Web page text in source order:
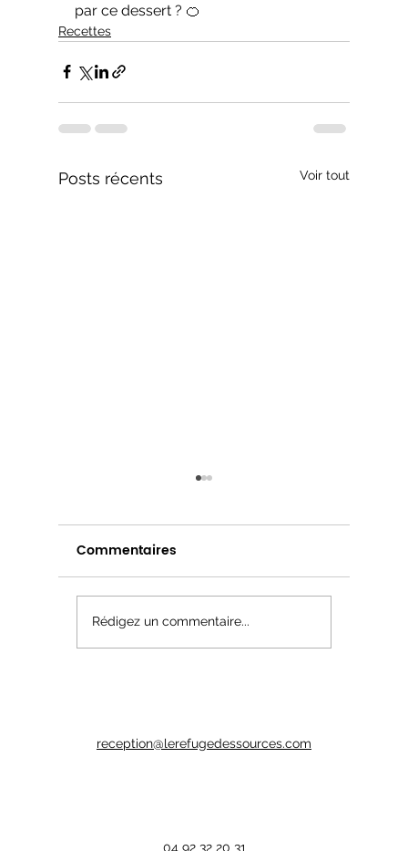
par ce dessert ? 🍊
Recettes
Posts récents Voir tout
Savourez local !
Commentaires
Rédigez un commentaire...
reception@lerefugedessources.com
04 92 32 20 31